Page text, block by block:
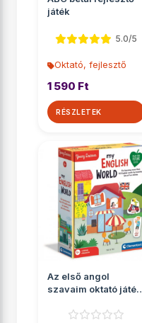
játék
5.0/5
Oktató, fejlesztő
1 590 Ft
RÉSZLETEK
Az első angol
szavaim oktató játék